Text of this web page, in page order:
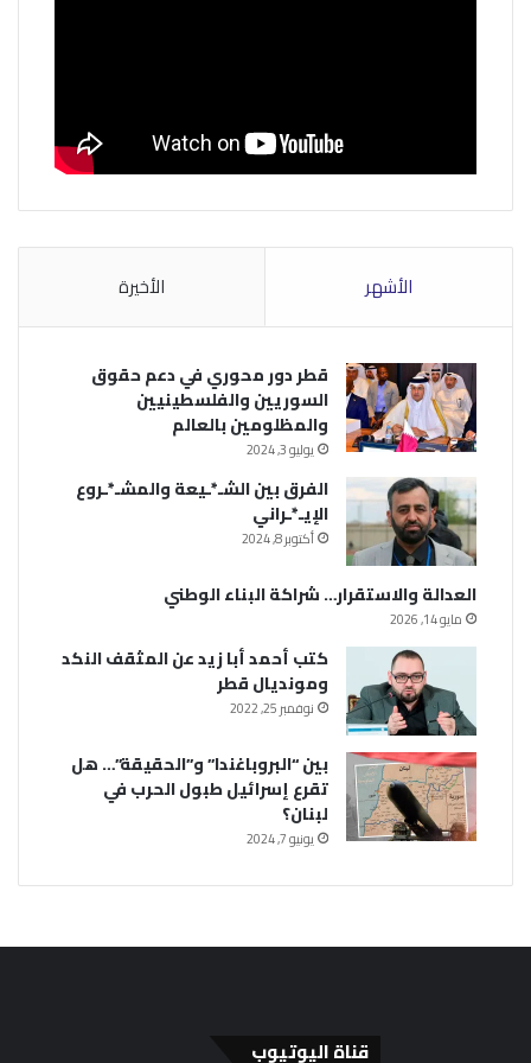
الأشهر الأخيرة
قطر دور محوري في دعم حقوق
السوريين والفلسطينيين
والمظلومين بالعالم
يوليو 3, 2024
الفرق بين الشـ*ـيعة والمشـ*ـروع
الإيـ*ـراني
أكتوبر 8, 2024
العدالة والاستقرار… شراكة البناء الوطني
مايو 14, 2026
كتب أحمد أبا زيد عن المثقف النكد
ومونديال قطر
نوفمبر 25, 2022
بين “البروباغندا” و”الحقيقة”… هل
تقرع إسرائيل طبول الحرب في
لبنان؟
يونيو 7, 2024
قناة اليوتيوب